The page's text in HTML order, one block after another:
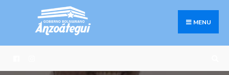
MENU
Search